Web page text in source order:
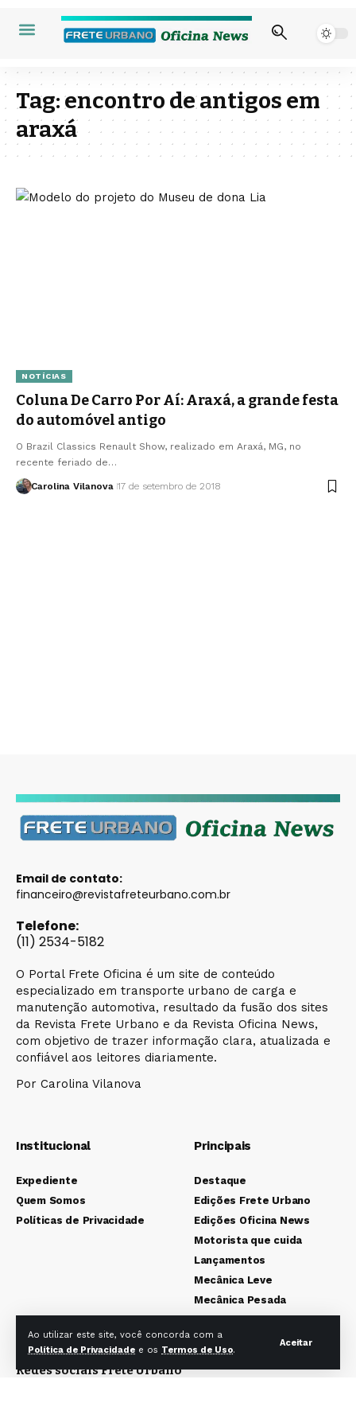
Ao utilizar este site, você concorda com a
Política de Privacidade e os Termos de Uso.
Aceitar
Tag:encontro de antigos em
araxá
NOTÍCIAS
Coluna De Carro Por Aí: Araxá, a grande festa
do automóvel antigo
O Brazil Classics Renault Show, realizado em Araxá, MG, no
recente feriado de…
Carolina Vilanova 17 de setembro de 2018
Email de contato:
financeiro@revistafreteurbano.com.br
Telefone:
(11) 2534-5182
O Portal Frete Oficina é um site de conteúdo
especializado em transporte urbano de carga e
manutenção automotiva, resultado da fusão dos sites
da Revista Frete Urbano e da Revista Oficina News,
com objetivo de trazer informação clara, atualizada e
confiável aos leitores diariamente.
Por Carolina Vilanova
Institucional
Expediente
Quem Somos
Políticas de Privacidade
Principais
Destaque
Edições Frete Urbano
Edições Oficina News
Motorista que cuida
Lançamentos
Mecânica Leve
Mecânica Pesada
Redes sociais Frete Urbano